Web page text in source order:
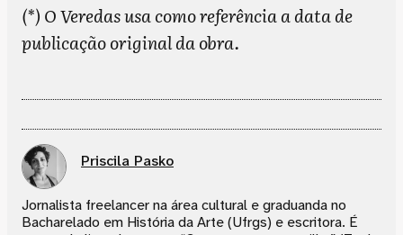
(*) O Veredas usa como referência a data de
publicação original da obra.
Priscila Pasko
Jornalista freelancer na área cultural e graduanda no
Bacharelado em História da Arte (Ufrgs) e escritora. É